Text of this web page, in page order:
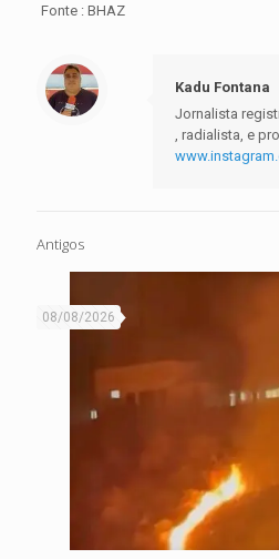
Fonte : BHAZ
Kadu Fontana
Jornalista
, radialista, e
Antigos
08/08/2026